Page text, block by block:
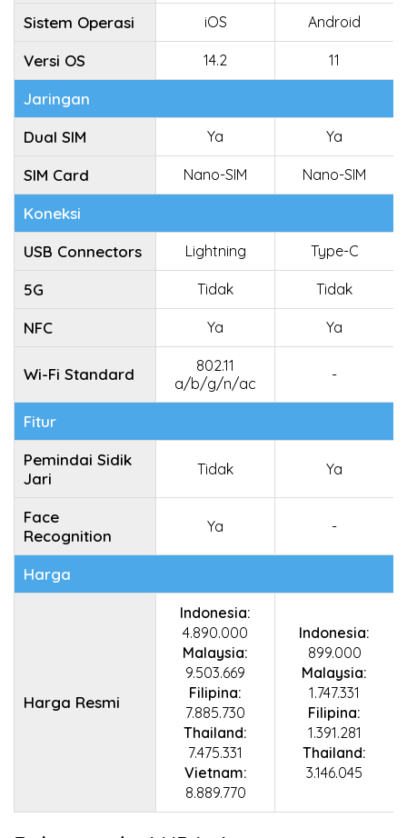
Sistem Operasi iOS Android
Versi OS 14.2 11
Jaringan
Dual SIM
Ya Ya
SIM Card Nano-SIM Nano-SIM
Koneksi
USB Connectors
Lightning Type-C
5G Tidak Tidak
NFC Ya Ya
Wi-Fi Standard
802.11
a/b/g/n/ac
-
Fitur
Pemindai Sidik
Jari
Tidak Ya
Face
Recognition
Ya -
Harga
Harga Resmi
Indonesia:
4.890.000
Malaysia:
9.503.669
Filipina:
7.885.730
Thailand:
7.475.331
Vietnam:
8.889.770
Indonesia:
899.000
Malaysia:
1.747.331
Filipina:
1.391.281
Thailand:
3.146.045